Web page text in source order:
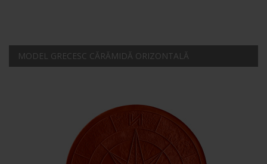
MODEL GRECESC CĂRĂMIDĂ ORIZONTALĂ